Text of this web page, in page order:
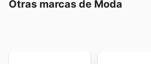
Otras marcas de Moda